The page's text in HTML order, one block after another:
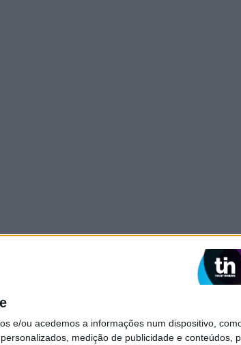
e/ou acedemos a informações num dispositivo,
medição de publicidade e conteúdos,